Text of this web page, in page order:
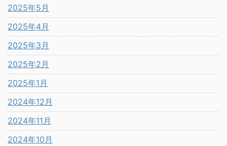
2025年5月
2025年4月
2025年3月
2025年2月
2025年1月
2024年12月
2024年11月
2024年10月